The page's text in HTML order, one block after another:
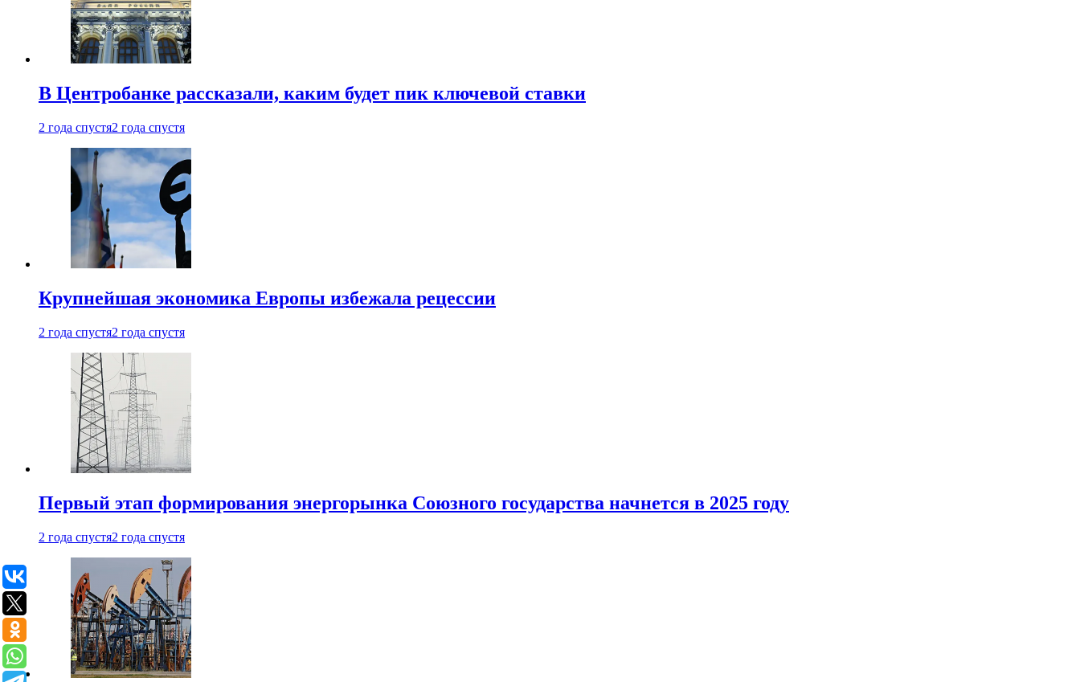
В Центробанке рассказали, каким будет пик ключевой ставки
2 года спустя2 года спустя
Крупнейшая экономика Европы избежала рецессии
2 года спустя2 года спустя
Первый этап формирования энергорынка Союзного государства начнется в 2025 году
2 года спустя2 года спустя